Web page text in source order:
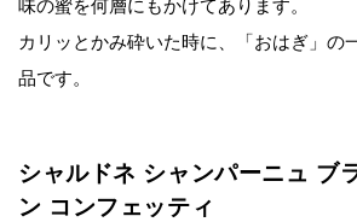
味の蜜を何層にもかけてあります。
カリッとかみ砕いた時に、「おはぎ」の
品です。
シャルドネ シャンパーニュ ブ
ン コンフェッティ